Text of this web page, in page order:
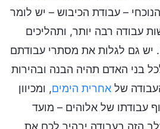
– עבודת הכיבוש – יש לומר
עבודה רבה יותר, ותהליכים
יש גם לגלות את מסתרי עבודתם
בני האדם תהיה הבנה ובהירות
של אחרית הימים, ומכיוון
עבודתו של אלוהים – מועד
הזה בעבודה יבהיר לכם את